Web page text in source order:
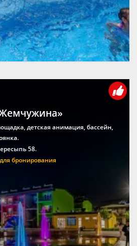
детская анимация, бассейн,
58.
бронирования